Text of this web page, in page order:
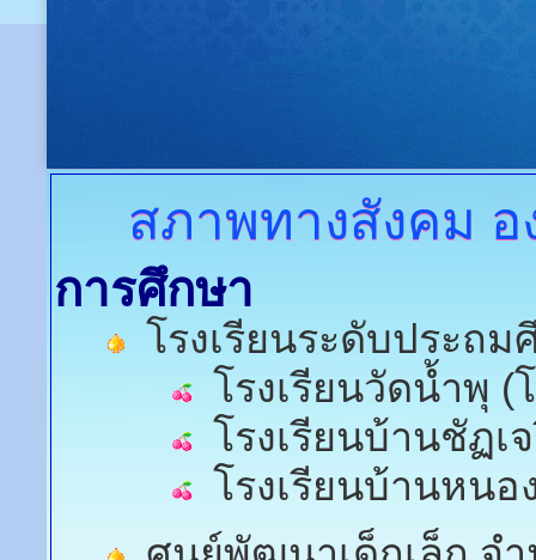
สภาพทางสังคม
การศึกษา
โรงเรียนระดับประถ
โรงเรียนวัดน้ำพุ (
โรงเรียนบ้านชัฏเ
โรงเรียนบ้านหนอ